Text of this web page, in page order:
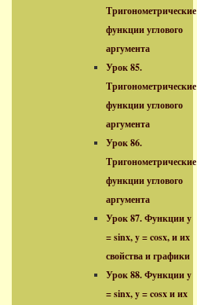
Тригонометрические
функции углового
аргумента
Урок 85.
Тригонометрические
функции углового
аргумента
Урок 86.
Тригонометрические
функции углового
аргумента
Урок 87. Функции y
= sinx, y = cosx, и их
свойства и графики
Урок 88. Функции y
= sinx, y = cosx и их